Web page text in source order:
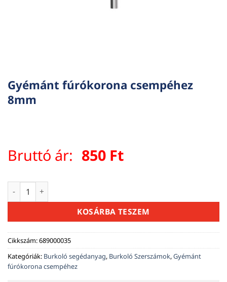
Gyémánt fúrókorona csempéhez
8mm
Bruttó ár: 850 Ft
Gyémánt fúrókorona csempéhez 8mm mennyiség
KOSÁRBA TESZEM
Cikkszám:689000035
Kategóriák: Burkoló segédanyag, Burkoló Szerszámok,Gyémánt
fúrókorona csempéhez